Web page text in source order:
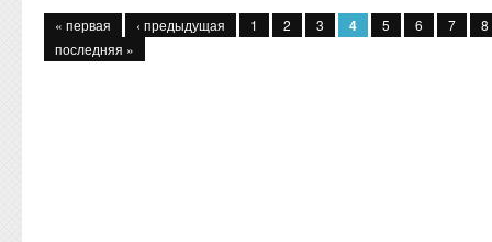
« первая ‹ предыдущая 1 2 3 4 5 6 7
8
последняя »